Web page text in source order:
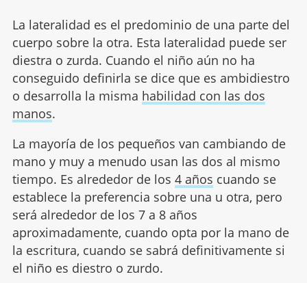
La lateralidad es el predominio de una parte del
cuerpo sobre la otra. Esta lateralidad puede ser
diestra o zurda. Cuando el niño aún no ha
conseguido definirla se dice que es ambidiestro
o desarrolla la misma habilidad con las dos
manos.
La mayoría de los pequeños van cambiando de
mano y muy a menudo usan las dos al mismo
tiempo. Es alrededor de los 4 años cuando se
establece la preferencia sobre una u otra, pero
será alrededor de los 7 a 8 años
aproximadamente, cuando opta por la mano de
la escritura, cuando se sabrá definitivamente si
el niño es diestro o zurdo.